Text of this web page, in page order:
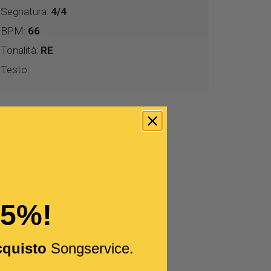
Segnatura: 4/4
BPM: 66
Tonalità: RE
Testo:
Songservice.